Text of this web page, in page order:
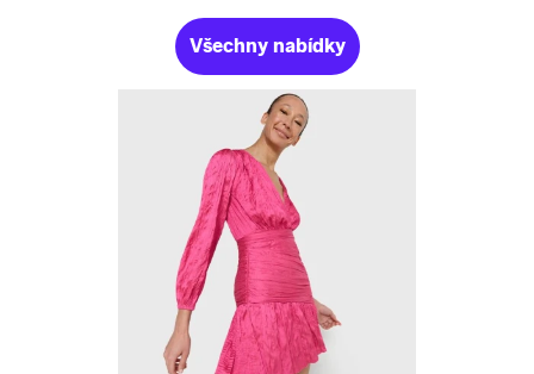
Všechny nabídky